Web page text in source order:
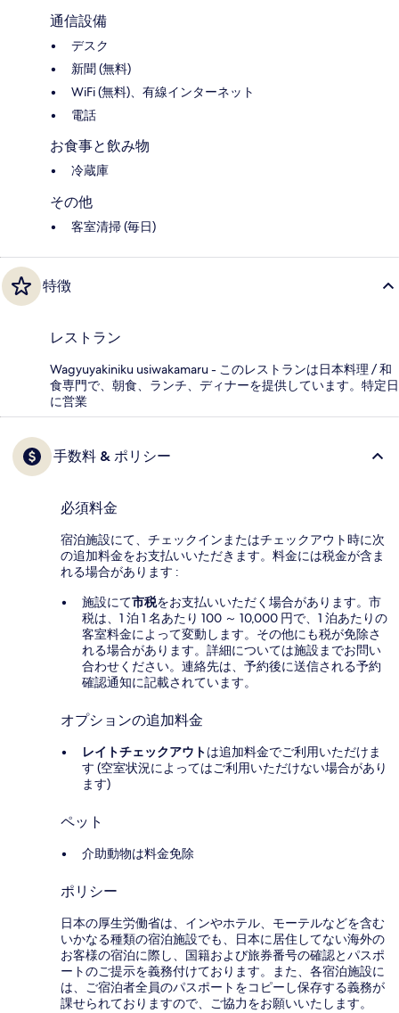
通信設備
デスク
新聞 (無料)
WiFi (無料)、有線インターネット
電話
お食事と飲み物
冷蔵庫
その他
客室清掃 (毎日)
特徴
レストラン
Wagyuyakiniku usiwakamaru - このレストランは日本料理 / 和
食専門で、朝食、ランチ、ディナーを提供しています。特定日
に営業
手数料 & ポリシー
必須料金
宿泊施設にて、チェックインまたはチェックアウト時に次
の追加料金をお支払いいただきます。料金には税金が含ま
れる場合があります :
施設にて市税をお支払いいただく場合があります。市
税は、1 泊 1 名あたり 100 ～ 10,000 円で、1 泊あたりの
客室料金によって変動します。その他にも税が免除さ
れる場合があります。詳細については施設までお問い
合わせください。連絡先は、予約後に送信される予約
確認通知に記載されています。
オプションの追加料金
レイトチェックアウトは追加料金でご利用いただけま
す (空室状況によってはご利用いただけない場合があり
ます)
ペット
介助動物は料金免除
ポリシー
日本の厚生労働省は、インやホテル、モーテルなどを含む
いかなる種類の宿泊施設でも、日本に​居住してない海外の
お客様の宿泊に際し、国籍および旅券番号の確認とパスポ
ートのご提示を義務付け​ております。また、各宿泊施設に
は、ご宿泊者全員のパスポートをコピーし保存する義務が
課せられておりますの​で、ご協力をお願いいたします。